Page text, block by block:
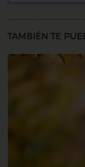
TAMBIÉN TE